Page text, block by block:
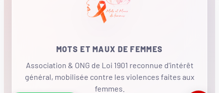
MOTS ET MAUX DE FEMMES
Association & ONG de Loi 1901 reconnue d'intérêt
général, mobilisée contre les violences faites aux
femmes.